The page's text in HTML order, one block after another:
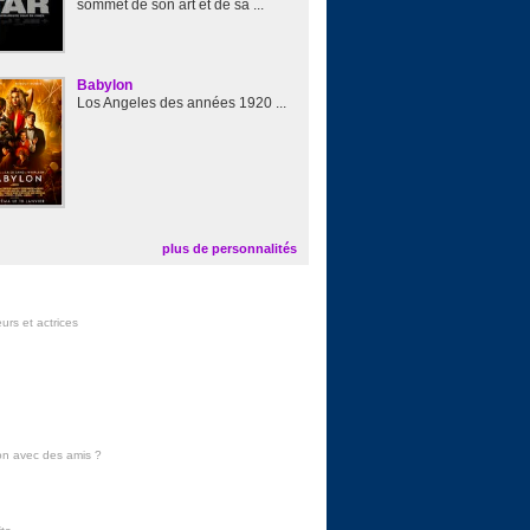
sommet de son art et de sa ...
Babylon
Los Angeles des années 1920 ...
plus de personnalités
et actrices
avec des amis?